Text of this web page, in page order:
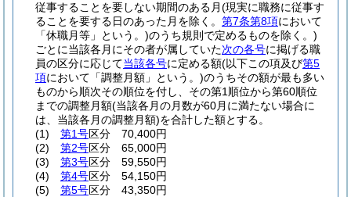
従事することを要しない期間のある月(現実に職務に従事す
ることを要する日のあった月を除く。 第7条第8項において
「休職月等」という。)のうち規則で定めるものを除く。)
ごとに当該各月にその者が属していた次の各号に掲げる職
員の区分に応じて当該各号に定める額(以下この項及び第5
項において「調整月額」という。)のうちその額が最も多い
ものから順次その順位を付し、その第1順位から第60順位
までの調整月額(当該各月の月数が60月に満たない場合に
は、当該各月の調整月額)を合計した額とする。
(1)
第1号区分 70,400円
(2)
第2号区分 65,000円
(3)
第3号区分 59,550円
(4)
第4号区分 54,150円
(5)
第5号区分 43,350円